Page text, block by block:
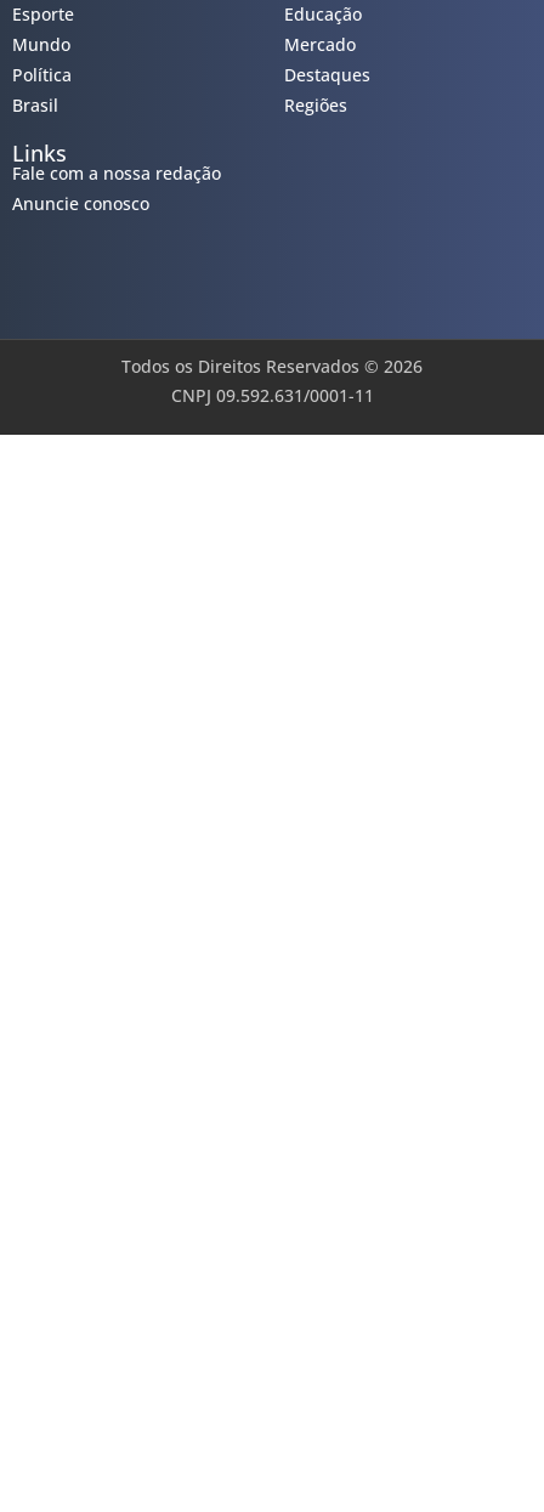
Esporte
Mundo
Política
Brasil
Educação
Mercado
Destaques
Regiões
Links
Fale com a nossa redação
Anuncie conosco
Todos os Direitos Reservados © 2026
CNPJ 09.592.631/0001-11